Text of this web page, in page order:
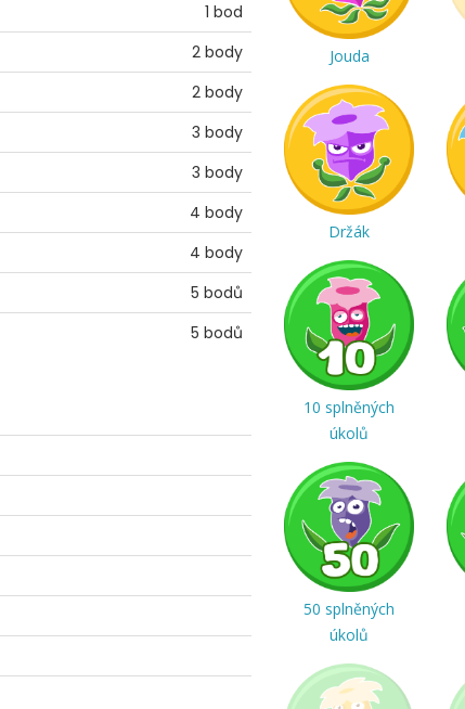
1 bod
2 body
2 body
3 body
3 body
4 body
4 body
5 bodů
5 bodů
Jouda
Držák
10 splněných
úkolů
50 splněných
úkolů